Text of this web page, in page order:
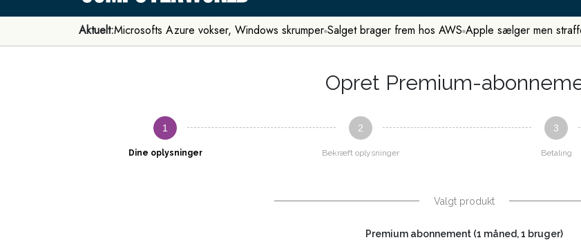
Aktuelt:Microsofts Azure vokser, Windows skrumper Salget brager frem hos AWS Apple sælger men
Opret Premium-
1
Dine oplysninger
2
Bekræft oplysninger
3
Betaling
Valgt produkt
Premium abonnement (1 måned, 1 bruger)